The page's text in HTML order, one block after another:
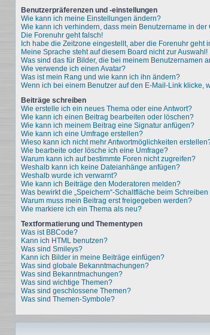
Benutzerpräferenzen und -einstellungen
Wie kann ich meine Einstellungen ändern?
Wie kann ich verhindern, dass mein Benutzername in der
Die Forenuhr geht falsch!
Ich habe die Zeitzone eingestellt, aber die Forenuhr geht
Meine Sprache steht auf diesem Board nicht zur Auswahl!
Was sind das für Bilder, die bei meinem Benutzernamen
Wie verwende ich einen Avatar?
Was ist mein Rang und wie kann ich ihn ändern?
Wenn ich bei einem Benutzer auf den E-Mail-Link klicke,
Beiträge schreiben
Wie erstelle ich ein neues Thema oder eine Antwort?
Wie kann ich einen Beitrag bearbeiten oder löschen?
Wie kann ich meinem Beitrag eine Signatur anfügen?
Wie kann ich eine Umfrage erstellen?
Wieso kann ich nicht mehr Antwortmöglichkeiten
Wie bearbeite oder lösche ich eine Umfrage?
Warum kann ich auf bestimmte Foren nicht zugreifen?
Weshalb kann ich keine Dateianhänge anfügen?
Weshalb wurde ich verwarnt?
Wie kann ich Beiträge den Moderatoren melden?
Was bewirkt die „Speichern“-Schaltfläche beim
Warum muss mein Beitrag erst freigegeben werden?
Wie markiere ich ein Thema als neu?
Textformatierung und Thementypen
Was ist BBCode?
Kann ich HTML benutzen?
Was sind Smileys?
Kann ich Bilder in meine Beiträge einfügen?
Was sind globale Bekanntmachungen?
Was sind Bekanntmachungen?
Was sind wichtige Themen?
Was sind geschlossene Themen?
Was sind Themen-Symbole?